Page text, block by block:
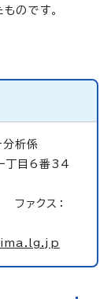
のです。
析係
丁目6番34
ァクス：